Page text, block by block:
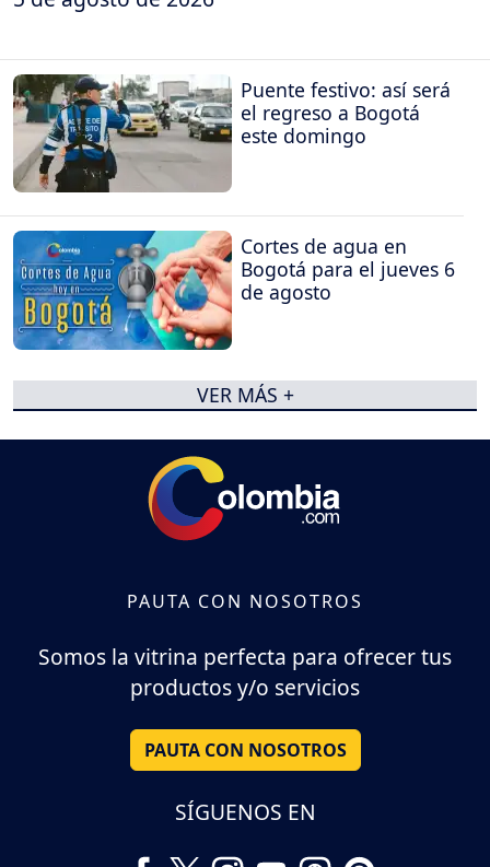
Puente festivo: así será
el regreso a Bogotá
este domingo
Cortes de agua en
Bogotá para el jueves 6
de agosto
VER MÁS +
PAUTA CON NOSOTROS
Somos la vitrina perfecta para ofrecer tus
productos y/o servicios
PAUTA CON NOSOTROS
SÍGUENOS EN